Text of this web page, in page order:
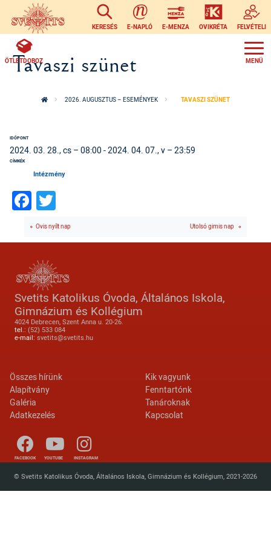
Ugrás a tartalomra
KERESÉS E-NAPLÓ E-MENZA OVIKRÉTA FELVÉTELI
ÖTLETDOBOZ
Tavaszi szünet
2026. AUGUSZTUS – ESEMÉNYEK TAVASZI SZÜNET
IDŐPONT
2024. 03. 28., cs – 08:00 -2024. 04. 07., v – 23:59
CÍMKÉK
Intézmény
Facebook
Ovis nyílt nap Utolsó gimis nap
Svetits Katolikus Óvoda, Általános Iskola,
Gimnázium és Kollégium
4024 Debrecen, Szent Anna u. 20-26.
tel.: (52) 533 084
e-mail: svetits@svetits.hu
Lábléc 2
Összes hírünk
Alapítvány
Galéria
Adatkezelés
Footer menu
Kik vagyunk
Fenntartónk
Tanároknak
Kapcsolat
FACEBOOK YOUTUBE INSTAGRAM
© Svetits Katolikus Óvoda, Általános Iskola, Gimnázium és Kollégium, 2021-2026